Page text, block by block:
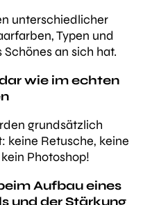
unterschiedlicher
Typen und
an sich hat.
wie im echten
grundsätzlich
keine Retusche, keine
Photoshop!
Aufbau eines
und der Stärkung